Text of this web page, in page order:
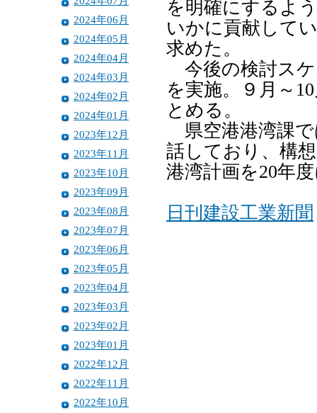
2024年06月
2024年05月
2024年04月
2024年03月
2024年02月
2024年01月
2023年12月
2023年11月
2023年10月
2023年09月
2023年08月
2023年07月
2023年06月
2023年05月
2023年04月
2023年03月
2023年02月
2023年01月
2022年12月
2022年11月
2022年10月
を明確にするよ
いかに貢献して
求めた。
今後の検討ス
を実施。９月～
とめる。
県空港港湾課で
話しており、構
港湾計画を20年
日刊建設工業新聞